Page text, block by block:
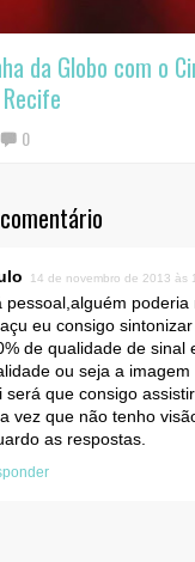
da Globo com o
0
14 de novembro de 2013 às
pessoal,alguém
eu consigo
de qualidade de sinal
ou seja a
será que consigo
vez que não tenho
as respostas.